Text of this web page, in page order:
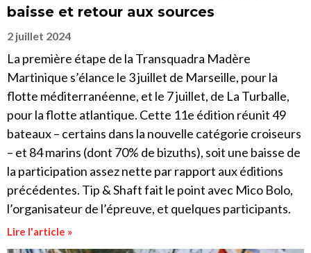
baisse et retour aux sources
2 juillet 2024
La première étape de la Transquadra Madère
Martinique s’élance le 3 juillet de Marseille, pour la
flotte méditerranéenne, et le 7 juillet, de La Turballe,
pour la flotte atlantique. Cette 11e édition réunit 49
bateaux – certains dans la nouvelle catégorie croiseurs
– et 84 marins (dont 70% de bizuths), soit une baisse de
la participation assez nette par rapport aux éditions
précédentes. Tip & Shaft fait le point avec Mico Bolo,
l’organisateur de l’épreuve, et quelques participants.
Lire l'article »